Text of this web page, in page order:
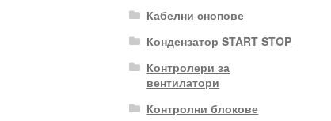
Кабелни снопове
Кондензатор START STOP
Контролери за
вентилатори
Контролни блокове